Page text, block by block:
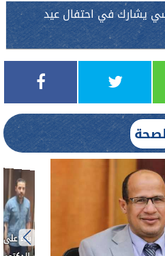
يشارك في احتفال عيد
بناءً
حادث